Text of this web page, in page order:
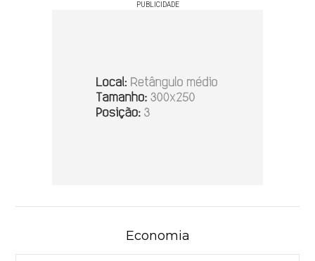
PUBLICIDADE
Economia